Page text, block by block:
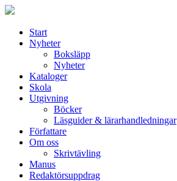
Start
Nyheter
Boksläpp
Nyheter
Kataloger
Skola
Utgivning
Böcker
Läsguider & lärarhandledningar
Författare
Om oss
Skrivtävling
Manus
Redaktörsuppdrag